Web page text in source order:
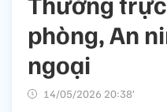
phòng, An
ngoại
14/05/2026 20:38’